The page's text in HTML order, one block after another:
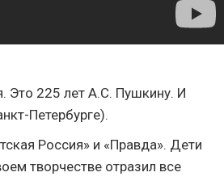
225 лет А.С. Пушкину. И
Петербурге).
Россия» и «Правда». Дети
творчестве отразил все